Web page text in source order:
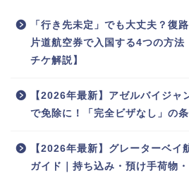
「行き先未定」でも大丈夫？復
片道航空券で入国する4つの方法
チケ解説】
【2026年最新】アゼルバイジャ
で免除に！「完全ビザなし」の
【2026年最新】グレーターベイ
ガイド｜持ち込み・預け手荷物